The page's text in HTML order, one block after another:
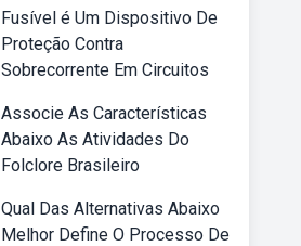
Fusível é Um Dispositivo De
Proteção Contra
Sobrecorrente Em Circuitos
Associe As Características
Abaixo As Atividades Do
Folclore Brasileiro
Qual Das Alternativas Abaixo
Melhor Define O Processo De